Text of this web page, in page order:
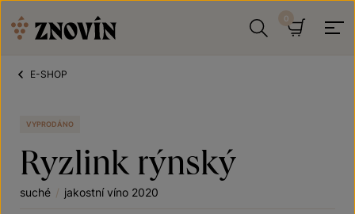
E-SHOP
VYPRODÁNO
Ryzlink rýnský
suché / jakostní víno 2020